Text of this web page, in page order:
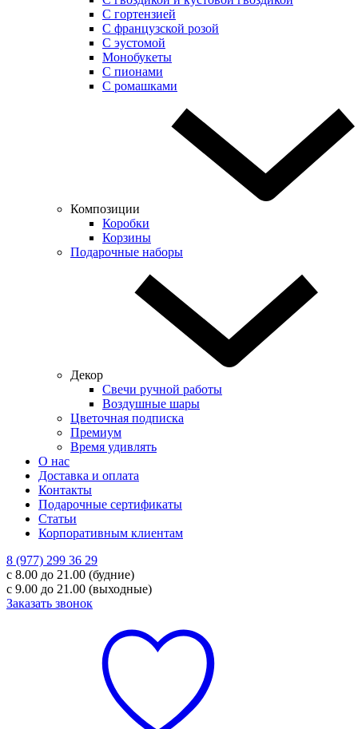
С гортензией
С французской розой
С эустомой
Монобукеты
С пионами
С ромашками
Композиции
Коробки
Корзины
Подарочные наборы
Декор
Свечи ручной работы
Воздушные шары
Цветочная подписка
Премиум
Время удивлять
О нас
Доставка и оплата
Контакты
Подарочные сертификаты
Статьи
Корпоративным клиентам
8 (977) 299 36 29
с 8.00 до 21.00 (будние)
с 9.00 до 21.00 (выходные)
Заказать звонок